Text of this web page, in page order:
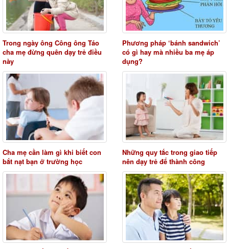
Trong ngày ông Công ông Táo
cha mẹ đừng quên dạy trẻ điều
này
Phương pháp ‘bánh sandwich’
có gì hay mà nhiều ba mẹ áp
dụng?
Cha mẹ cần làm gì khi biết con
bắt nạt bạn ở trường học
Những quy tắc trong giao tiếp
nên dạy trẻ để thành công